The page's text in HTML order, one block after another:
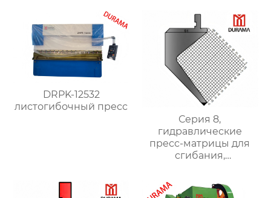
DRPK-12532
листогибочный пресс
Серия 8,
гидравлические
пресс-матрицы для
сгибания,
формы для сгибания
листового металла